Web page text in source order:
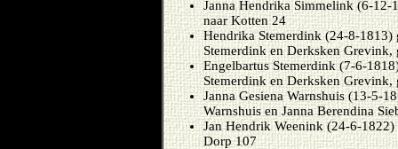
Janna Hendrika Simmelink (6-12-
naar Kotten 24
Hendrika Stemerdink (24-8-
Stemerdink en Derksken Grevink,
Engelbartus Stemerdink (7-6-
Stemerdink en Derksken Grevink,
Janna Gesiena Warnshuis (13-5-
Warnshuis en Janna Berendina
Jan Hendrik Weenink (24-6-
Dorp 107